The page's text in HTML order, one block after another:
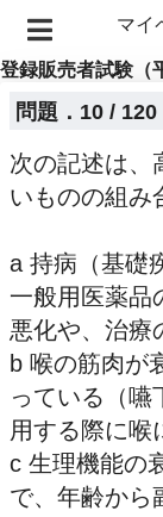
マイ
登録販売者試験（
問題．10 /
次の記述は、
いものの組み
a 持病（基礎
一般用医薬品
悪化や、治療
b 喉の筋肉が
っている（嚥
用する際に喉
c 生理機能の
で、年齢から